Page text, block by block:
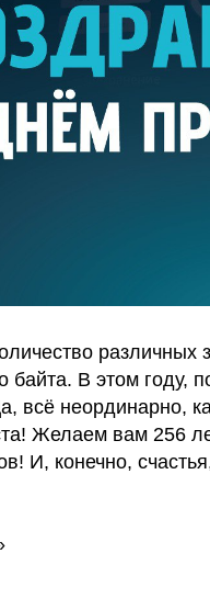
байта. В этом году,
всё неординарно,
Желаем вам 256
И, конечно,